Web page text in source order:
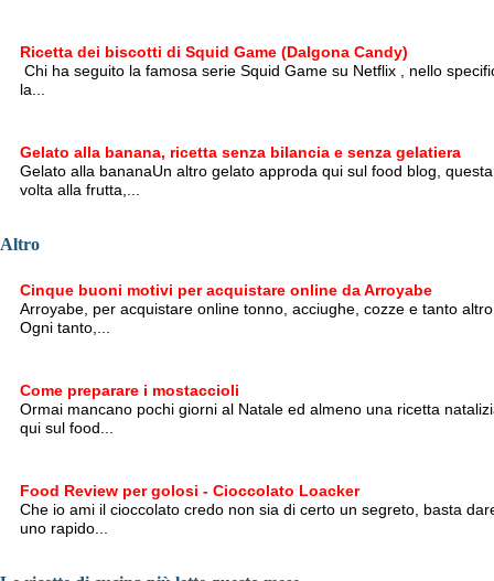
Ricetta dei biscotti di Squid Game (Dalgona Candy)
Chi ha seguito la famosa serie Squid Game su Netflix , nello
la...
Gelato alla banana, ricetta senza bilancia e senza gelatiera
Gelato alla bananaUn altro gelato approda qui sul food blog, questa
volta alla frutta,...
Altro
Cinque buoni motivi per acquistare online da Arroyabe
Arroyabe, per acquistare online tonno, acciughe, cozze e tanto altro
Ogni tanto,...
Come preparare i mostaccioli
Ormai mancano pochi giorni al Natale ed almeno una ricetta
qui sul food...
Food Review per golosi - Cioccolato Loacker
Che io ami il cioccolato credo non sia di certo un segreto, basta
uno rapido...